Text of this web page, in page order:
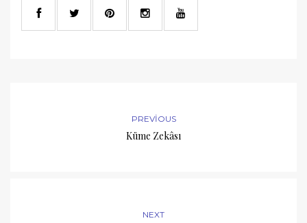
PREVIOUS
Küme Zekâsı
NEXT